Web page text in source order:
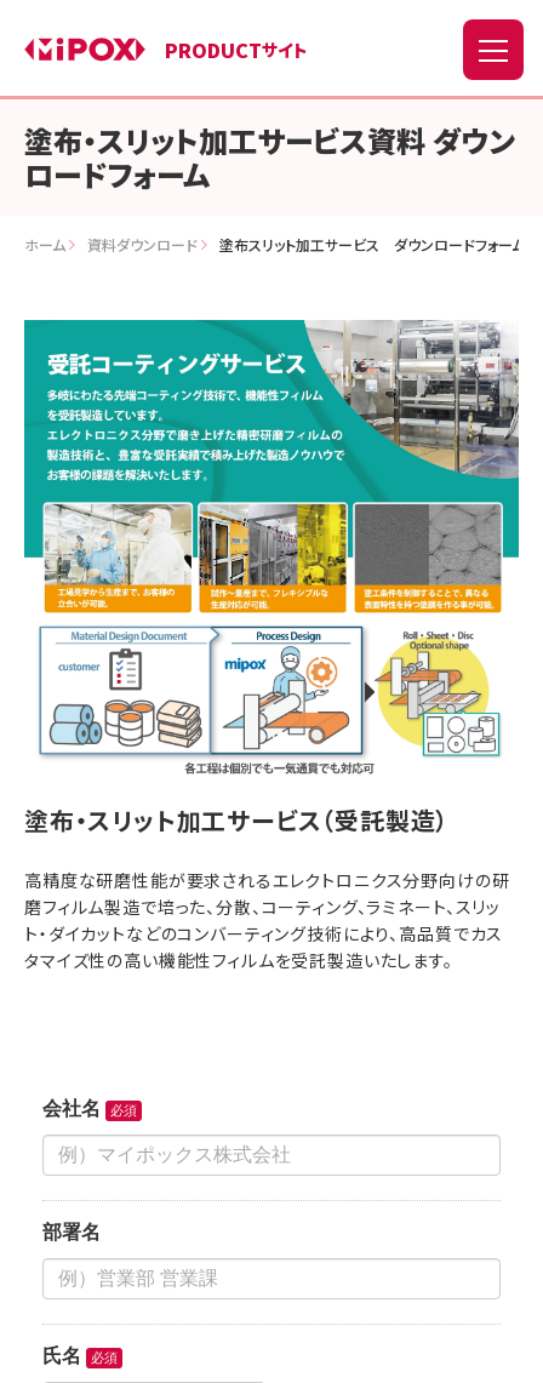
PRODUCTサイト
塗布・スリット加工サービス資料 ダウン
ロードフォーム
ホーム 資料ダウンロード 塗布スリット加工サービス ダウンロードフォーム
塗布・スリット加工サービス（受託製造）
高精度な研磨性能が要求されるエレクトロニクス分野向けの研
磨フィルム製造で培った、分散、コーティング、ラミネート、スリッ
ト・ダイカットなどのコンバーティング技術により、高品質でカス
タマイズ性の高い機能性フィルムを受託製造いたします。